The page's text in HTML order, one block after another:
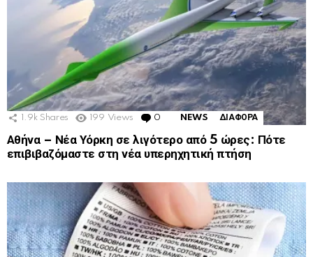
1.9k Shares 199 Views 0 Comments
NEWS ΔΙΑΦΟΡΑ
Αθήνα – Νέα Υόρκη σε λιγότερο από 5 ώρες: Πότε
επιβιβαζόμαστε στη νέα υπερηχητική πτήση